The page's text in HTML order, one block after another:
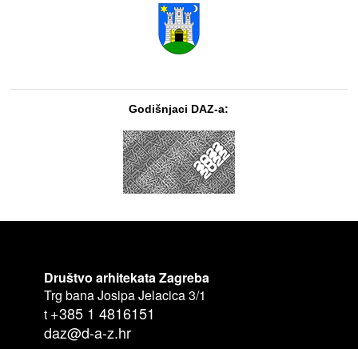
Godišnjaci DAZ-a:
Društvo arhitekata Zagreba
Trg bana Josipa Jelacica 3/1
t +385 1 4816151
daz@d-a-z.hr